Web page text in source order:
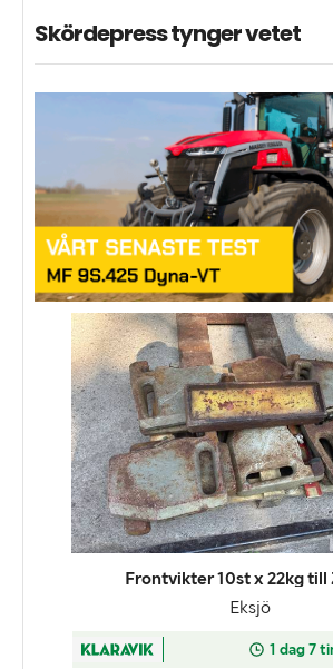
Skördepress tynger vetet